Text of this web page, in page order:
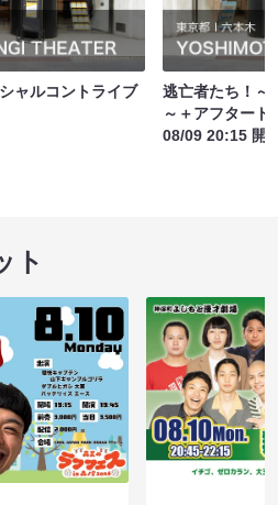
ャルコントライブ
逃亡者たち！～
～＋アフタート
08/09 20:15 開
ト